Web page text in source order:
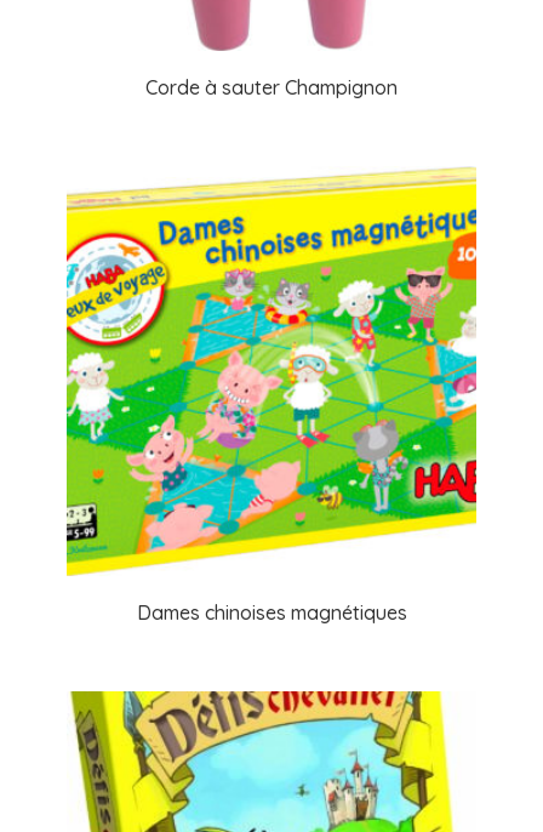
Corde à sauter Champignon
Dames chinoises magnétiques